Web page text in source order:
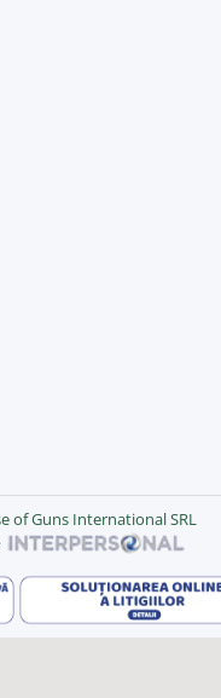
of Guns International SRL